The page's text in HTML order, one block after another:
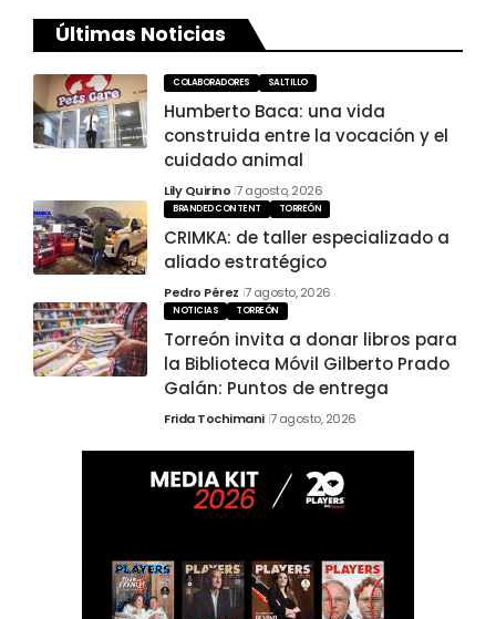
Últimas Noticias
COLABORADORES SALTILLO
Humberto Baca: una vida
construida entre la vocación y el
cuidado animal
Lily Quirino 7 agosto, 2026
BRANDED CONTENT TORREÓN
CRIMKA: de taller especializado a
aliado estratégico
Pedro Pérez 7 agosto, 2026
NOTICIAS TORREÓN
Torreón invita a donar libros para
la Biblioteca Móvil Gilberto Prado
Galán: Puntos de entrega
Frida Tochimani 7 agosto, 2026